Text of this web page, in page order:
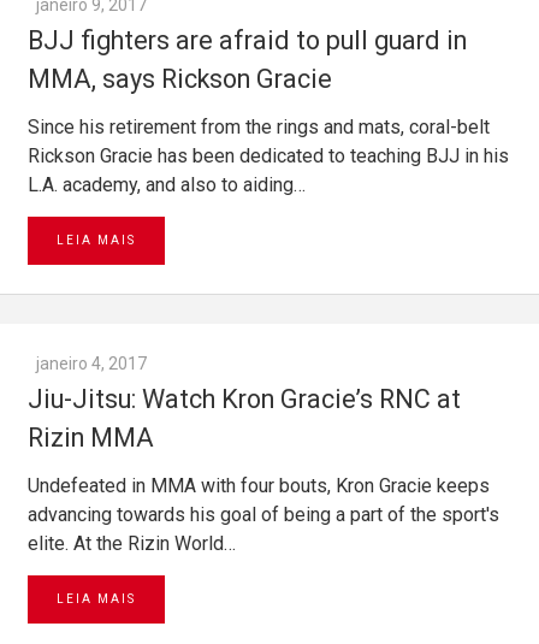
janeiro 9, 2017
BJJ fighters are afraid to pull guard in
MMA, says Rickson Gracie
Since his retirement from the rings and mats, coral-belt
Rickson Gracie has been dedicated to teaching BJJ in his
L.A. academy, and also to aiding…
LEIA MAIS
janeiro 4, 2017
Jiu-Jitsu: Watch Kron Gracie’s RNC at
Rizin MMA
Undefeated in MMA with four bouts, Kron Gracie keeps
advancing towards his goal of being a part of the sport's
elite. At the Rizin World…
LEIA MAIS